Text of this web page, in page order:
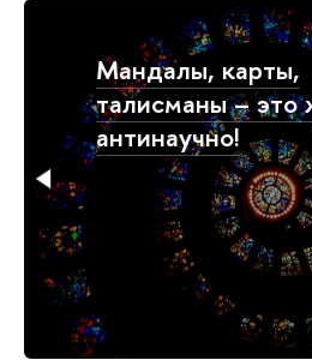
А со мной такое не
работает!